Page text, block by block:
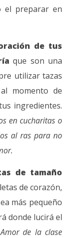
el preparar en
de tus
que son una
utilizar tazas
momento de
ingredientes.
en cucharitas o
al ras para no
de tamaño
de corazón,
más pequeño
donde lucirá el
de la clase